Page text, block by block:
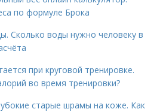
по формуле Брока
Сколько воды нужно человеку в
при круговой тренировке.
во время тренировки?
старые шрамы на коже. Как